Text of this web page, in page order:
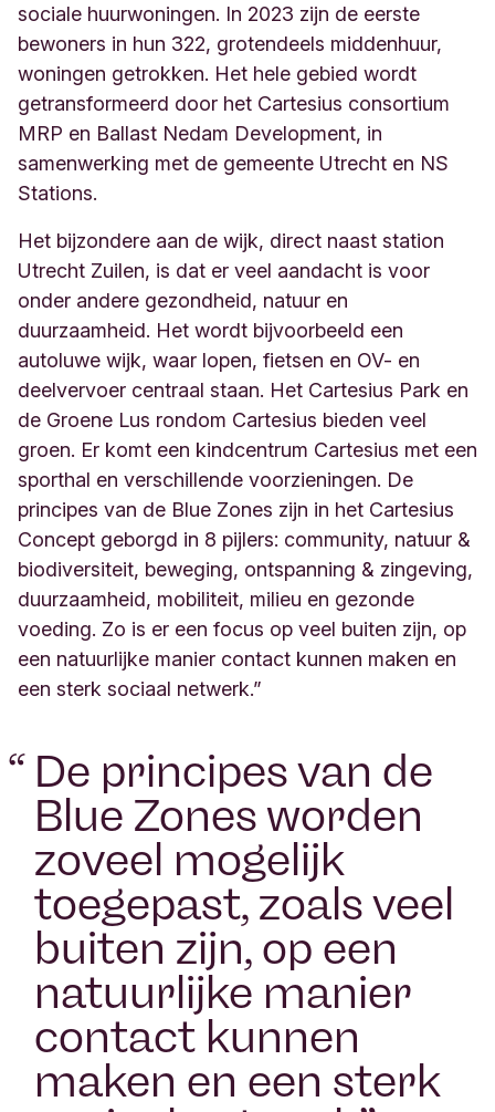
sociale huurwoningen. In 2023 zijn de eerste
bewoners in hun 322, grotendeels middenhuur,
woningen getrokken. Het hele gebied wordt
getransformeerd door het Cartesius consortium
MRP en Ballast Nedam Development, in
samenwerking met de gemeente Utrecht en NS
Stations.
Het bijzondere aan de wijk, direct naast station
Utrecht Zuilen, is dat er veel aandacht is voor
onder andere gezondheid, natuur en
duurzaamheid. Het wordt bijvoorbeeld een
autoluwe wijk, waar lopen, fietsen en OV- en
deelvervoer centraal staan. Het Cartesius Park en
de Groene Lus rondom Cartesius bieden veel
groen. Er komt een kindcentrum Cartesius met een
sporthal en verschillende voorzieningen. De
principes van de Blue Zones zijn in het Cartesius
Concept geborgd in 8 pijlers: community, natuur &
biodiversiteit, beweging, ontspanning & zingeving,
duurzaamheid, mobiliteit, milieu en gezonde
voeding. Zo is er een focus op veel buiten zijn, op
een natuurlijke manier contact kunnen maken en
een sterk sociaal netwerk.”
“ De principes van de
Blue Zones worden
zoveel mogelijk
toegepast, zoals veel
buiten zijn, op een
natuurlijke manier
contact kunnen
maken en een sterk